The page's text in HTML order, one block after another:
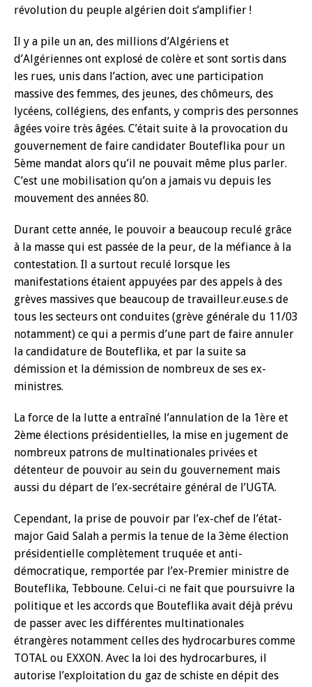
révolution du peuple algérien doit s’amplifier !
Il y a pile un an, des millions d’Algériens et
d’Algériennes ont explosé de colère et sont sortis dans
les rues, unis dans l’action, avec une participation
massive des femmes, des jeunes, des chômeurs, des
lycéens, collégiens, des enfants, y compris des personnes
âgées voire très âgées. C’était suite à la provocation du
gouvernement de faire candidater Bouteflika pour un
5ème mandat alors qu’il ne pouvait même plus parler.
C’est une mobilisation qu’on a jamais vu depuis les
mouvement des années 80.
Durant cette année, le pouvoir a beaucoup reculé grâce
à la masse qui est passée de la peur, de la méfiance à la
contestation. Il a surtout reculé lorsque les
manifestations étaient appuyées par des appels à des
grèves massives que beaucoup de travailleur.euse.s de
tous les secteurs ont conduites (grève générale du 11/03
notamment) ce qui a permis d’une part de faire annuler
la candidature de Bouteflika, et par la suite sa
démission et la démission de nombreux de ses ex-
ministres.
La force de la lutte a entraîné l’annulation de la 1ère et
2ème élections présidentielles, la mise en jugement de
nombreux patrons de multinationales privées et
détenteur de pouvoir au sein du gouvernement mais
aussi du départ de l’ex-secrétaire général de l’UGTA.
Cependant, la prise de pouvoir par l’ex-chef de l’état-
major Gaid Salah a permis la tenue de la 3ème élection
présidentielle complètement truquée et anti-
démocratique, remportée par l’ex-Premier ministre de
Bouteflika, Tebboune. Celui-ci ne fait que poursuivre la
politique et les accords que Bouteflika avait déjà prévu
de passer avec les différentes multinationales
étrangères notamment celles des hydrocarbures comme
TOTAL ou EXXON. Avec la loi des hydrocarbures, il
autorise l’exploitation du gaz de schiste en dépit des